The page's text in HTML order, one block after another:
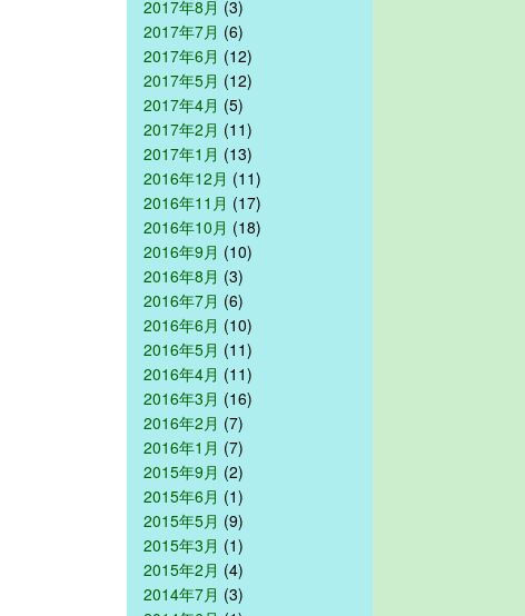
2017年8月 (3)
2017年7月 (6)
2017年6月 (12)
2017年5月 (12)
2017年4月 (5)
2017年2月 (11)
2017年1月 (13)
2016年12月 (11)
2016年11月 (17)
2016年10月 (18)
2016年9月 (10)
2016年8月 (3)
2016年7月 (6)
2016年6月 (10)
2016年5月 (11)
2016年4月 (11)
2016年3月 (16)
2016年2月 (7)
2016年1月 (7)
2015年9月 (2)
2015年6月 (1)
2015年5月 (9)
2015年3月 (1)
2015年2月 (4)
2014年7月 (3)